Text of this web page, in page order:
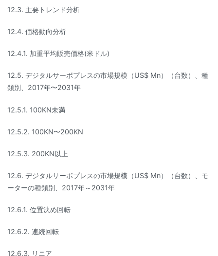
12.3. 主要トレンド分析
12.4. 価格動向分析
12.4.1. 加重平均販売価格(米ドル)
12.5. デジタルサーボプレスの市場規模（US$ Mn）（台数）、種
類別、2017年〜2031年
12.5.1. 100KN未満
12.5.2. 100KN〜200KN
12.5.3. 200KN以上
12.6. デジタルサーボプレスの市場規模（US$ Mn）（台数）、モ
ーターの種類別、2017年～2031年
12.6.1. 位置決め回転
12.6.2. 連続回転
12.6.3. リニア